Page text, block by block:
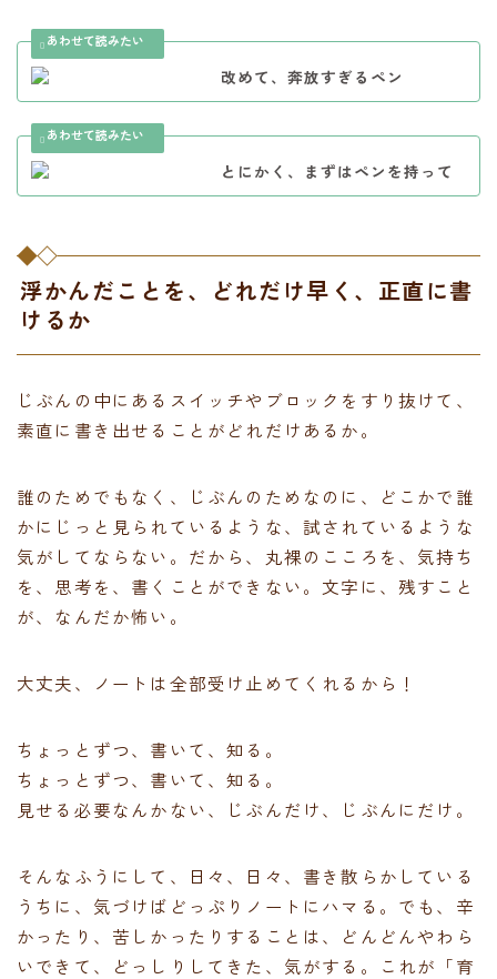
改めて、奔放すぎるペン
とにかく、まずはペンを持って
浮かんだことを、どれだけ早く、正直に書
けるか
じぶんの中にあるスイッチやブロックをすり抜けて、
素直に書き出せることがどれだけあるか。
誰のためでもなく、じぶんのためなのに、どこかで誰
かにじっと見られているような、試されているような
気がしてならない。だから、丸裸のこころを、気持ち
を、思考を、書くことができない。文字に、残すこと
が、なんだか怖い。
大丈夫、ノートは全部受け止めてくれるから！
ちょっとずつ、書いて、知る。
ちょっとずつ、書いて、知る。
見せる必要なんかない、じぶんだけ、じぶんにだけ。
そんなふうにして、日々、日々、書き散らかしている
うちに、気づけばどっぷりノートにハマる。でも、辛
かったり、苦しかったりすることは、どんどんやわら
いできて、どっしりしてきた、気がする。これが「育